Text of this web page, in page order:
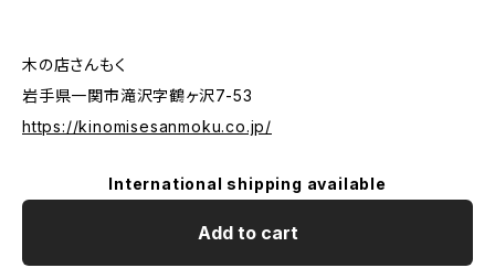
木の店さんもく
岩手県一関市滝沢字鶴ヶ沢7-53
https://kinomisesanmoku.co.jp/
International shipping available
Add to cart